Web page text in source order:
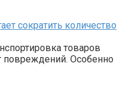
сократить количество
товаров
Особенно